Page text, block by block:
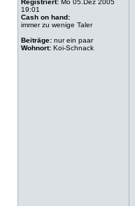
Registriert: Mo 05.Dez 2005
19:01
Cash on hand:
immer zu wenige Taler
Beiträge: nur ein paar
Wohnort: Koi-Schnack